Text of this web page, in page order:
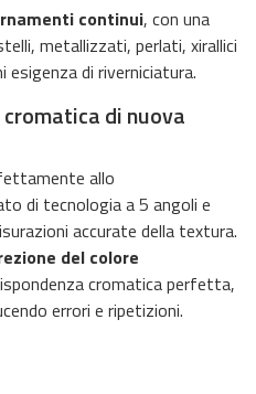
continui, con una
metallizzati, perlati, xirallici
esigenza di riverniciatura.
di nuova
allo
di tecnologia a 5 angoli e
accurate della textura.
del colore
cromatica perfetta,
errori e ripetizioni.